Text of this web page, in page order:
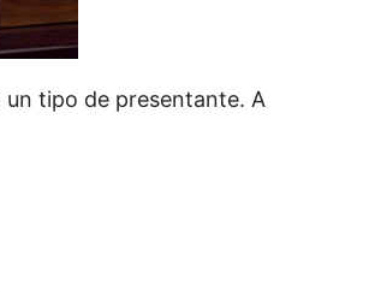
tipo de presentante. A